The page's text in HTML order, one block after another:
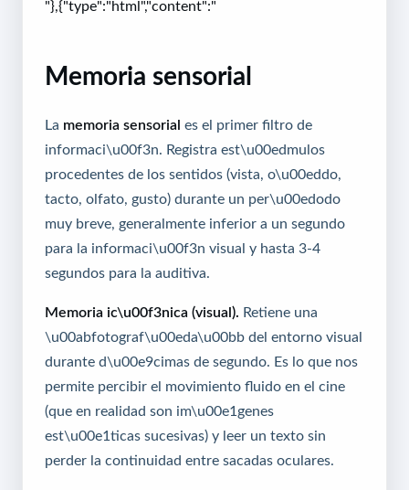
"},{"type":"html","content":"
Memoria sensorial
La memoria sensorial es el primer filtro de
informaci\u00f3n. Registra est\u00edmulos
procedentes de los sentidos (vista, o\u00eddo,
tacto, olfato, gusto) durante un per\u00edodo
muy breve, generalmente inferior a un segundo
para la informaci\u00f3n visual y hasta 3-4
segundos para la auditiva.
Memoria ic\u00f3nica (visual). Retiene una
\u00abfotograf\u00eda\u00bb del entorno visual
durante d\u00e9cimas de segundo. Es lo que nos
permite percibir el movimiento fluido en el cine
(que en realidad son im\u00e1genes
est\u00e1ticas sucesivas) y leer un texto sin
perder la continuidad entre sacadas oculares.